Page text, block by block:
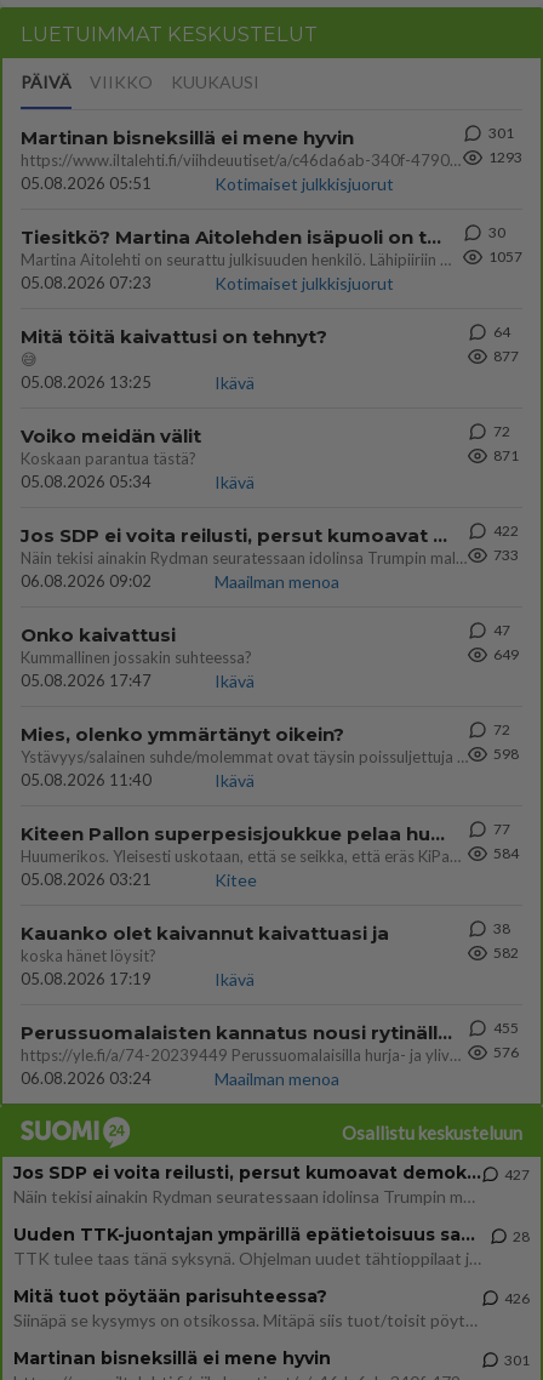
LUETUIMMAT KESKUSTELUT
PÄIVÄ VIIKKO KUUKAUSI
Martinan bisneksillä ei mene hyvin
https://www.iltalehti.fi/viihdeuutiset/a/c46da6ab-340f-4790-aaa7-0865eed2336 Yrityksen konkurssihakemus on tullut kärä
05.08.2026 05:51
Kotimaiset julkkisjuorut
301
1293
Tiesitkö? Martina Aitolehden isäpuoli on tämä suosittu laulaja
Martina Aitolehti on seurattu julkisuuden henkilö. Lähipiiriin mahtuu muitakin tunnettuja henkilöitä. Tiesitkö, että Ma
05.08.2026 07:23
Kotimaiset julkkisjuorut
30
1057
Mitä töitä kaivattusi on tehnyt?
😅
05.08.2026 13:25
Ikävä
64
877
Voiko meidän välit
Koskaan parantua tästä?
05.08.2026 05:34
Ikävä
72
871
Jos SDP ei voita reilusti, persut kumoavat demokratian Suomesta
Näin tekisi ainakin Rydman seuratessaan idolinsa Trumpin mallia https://www.is.fi/politiikka/art-2000012187244.html
06.08.2026 09:02
Maailman menoa
422
733
Onko kaivattusi
Kummallinen jossakin suhteessa?
05.08.2026 17:47
Ikävä
47
649
Mies, olenko ymmärtänyt oikein?
Ystävyys/salainen suhde/molemmat ovat täysin poissuljettuja asioita? Nainen
05.08.2026 11:40
Ikävä
72
598
Kiteen Pallon superpesisjoukkue pelaa huumeiden vaikutuksen alaisena
Huumerikos. Yleisesti uskotaan, että se seikka, että eräs KiPan pelaaja kärähtää huumeista, on vain jäävuoren huippu. M
05.08.2026 03:21
Kitee
77
584
Kauanko olet kaivannut kaivattuasi ja
koska hänet löysit?
05.08.2026 17:19
Ikävä
38
582
Perussuomalaisten kannatus nousi rytinällä Ylen tänään julkaisemassa tuoreimmassa gallup-kyselyssä.
https://yle.fi/a/74-20239449 Perussuomalaisilla hurja- ja ylivoimaisesti suurin nousu tässä uudessa Ylen gallupissa. Kyl
06.08.2026 03:24
Maailman menoa
455
576
Osallistu keskusteluun
Jos SDP ei voita reilusti, persut kumoavat demokratian Suomesta
Näin tekisi ainakin Rydman seuratessaan idolinsa Trumpin mallia https://www.is.fi/politiikka/art-2000012187244.html
427
Uuden TTK-juontajan ympärillä epätietoisuus sakenee - Nyt MTV hämmentää soppaa
TTK tulee taas tänä syksynä. Ohjelman uudet tähtioppilaat julkistetaan torstaina 6. elokuuta klo 14 alkavassa lehdistö
28
Mitä tuot pöytään parisuhteessa?
Siinäpä se kysymys on otsikossa. Mitäpä siis tuot/toisit pöytään parisuhteessa? Oletko mies vai nainen? Koetko sen mitä
426
Martinan bisneksillä ei mene hyvin 301